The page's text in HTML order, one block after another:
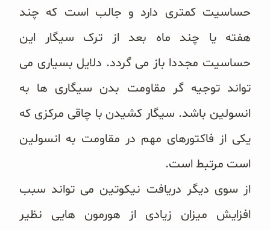
حساسیت کمتری دارد و جالب است که چند
هفته یا چند ماه بعد از ترک سیگار این
حساسیت مجددا باز می گردد. دلایل بسیاری می
تواند توجیه گر مقاومت بدن سیگاری ها به
انسولین باشد. سیگار کشیدن با چاقی مرکزی که
یکی از فاکتورهای مهم در مقاومت به انسولین
است مرتبط است.
از سوی دیگر دریافت نیکوتین می تواند سبب
افزایش میزان زیادی از هورمون هایی نظیر